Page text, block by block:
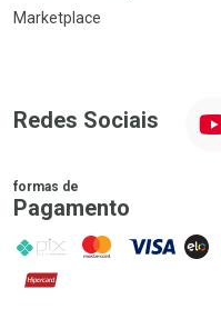
Marketplace
Redes Sociais
formas de
Pagamento
PIX MasterCard
VISA ELO
Hipercard